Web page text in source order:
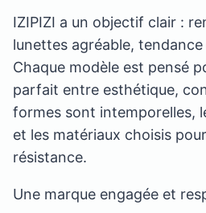
IZIPIZI a un objectif clair :
lunettes agréable,
Chaque modèle est pensé
parfait entre esthétique,
formes sont intemporelles,
et les matériaux choisis
résistance.
Une marque engagée et